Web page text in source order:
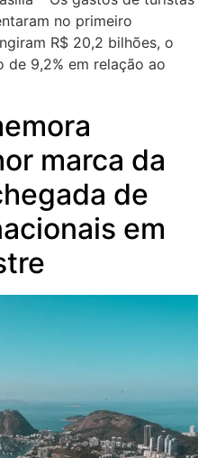
no primeiro
R$ 20,2 bilhões, o
de 9,2% em relação ao
marca da
de
em